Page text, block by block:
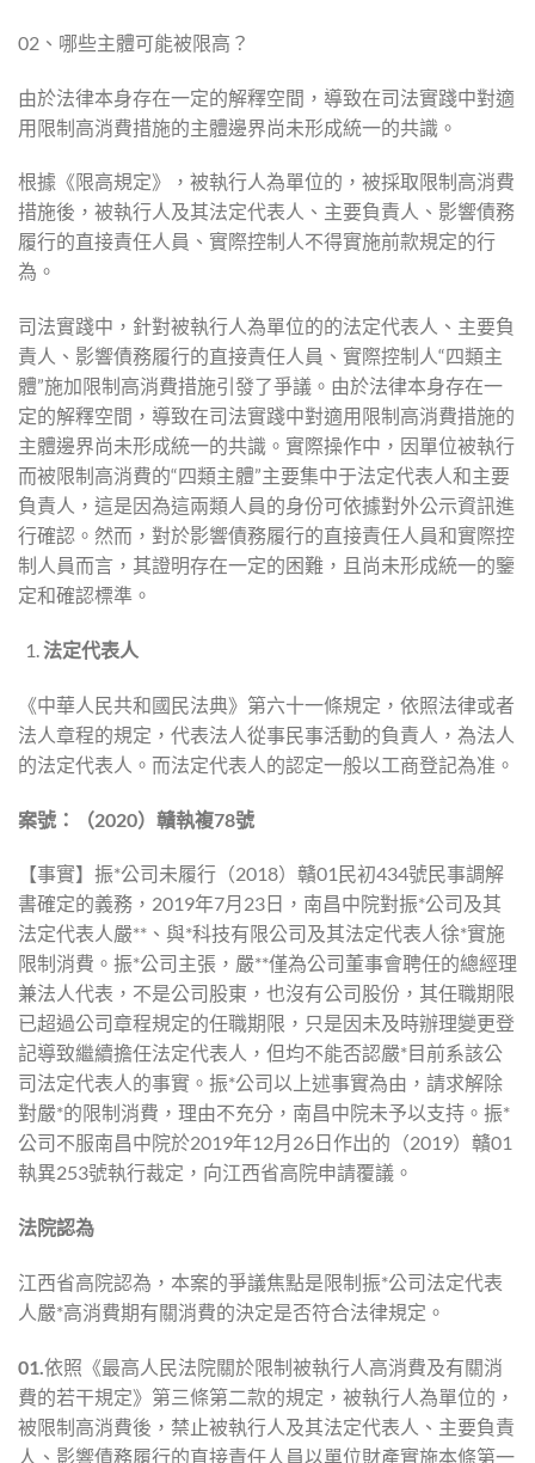
02、哪些主體可能被限高？
由於法律本身存在一定的解釋空間，導致在司法實踐中對適
用限制高消費措施的主體邊界尚未形成統一的共識。
根據《限高規定》，被執行人為單位的，被採取限制高消費
措施後，被執行人及其法定代表人、主要負責人、影響債務
履行的直接責任人員、實際控制人不得實施前款規定的行
為。
司法實踐中，針對被執行人為單位的的法定代表人、主要負
責人、影響債務履行的直接責任人員、實際控制人“四類主
體”施加限制高消費措施引發了爭議。由於法律本身存在一
定的解釋空間，導致在司法實踐中對適用限制高消費措施的
主體邊界尚未形成統一的共識。實際操作中，因單位被執行
而被限制高消費的“四類主體”主要集中于法定代表人和主要
負責人，這是因為這兩類人員的身份可依據對外公示資訊進
行確認。然而，對於影響債務履行的直接責任人員和實際控
制人員而言，其證明存在一定的困難，且尚未形成統一的鑒
定和確認標準。
法定代表人
《中華人民共和國民法典》第六十一條規定，依照法律或者
法人章程的規定，代表法人從事民事活動的負責人，為法人
的法定代表人。而法定代表人的認定一般以工商登記為准。
案號：（2020）贛執複78號
【事實】振*公司未履行（2018）贛01民初434號民事調解
書確定的義務，2019年7月23日，南昌中院對振*公司及其
法定代表人嚴**、與*科技有限公司及其法定代表人徐*實施
限制消費。振*公司主張，嚴**僅為公司董事會聘任的總經理
兼法人代表，不是公司股東，也沒有公司股份，其任職期限
已超過公司章程規定的任職期限，只是因未及時辦理變更登
記導致繼續擔任法定代表人，但均不能否認嚴*目前系該公
司法定代表人的事實。振*公司以上述事實為由，請求解除
對嚴*的限制消費，理由不充分，南昌中院未予以支持。振*
公司不服南昌中院於2019年12月26日作出的（2019）贛01
執異253號執行裁定，向江西省高院申請覆議。
法院認為
江西省高院認為，本案的爭議焦點是限制振*公司法定代表
人嚴*高消費期有關消費的決定是否符合法律規定。
01. 依照《最高人民法院關於限制被執行人高消費及有關消
費的若干規定》第三條第二款的規定，被執行人為單位的，
被限制高消費後，禁止被執行人及其法定代表人、主要負責
人、影響債務履行的直接責任人員以單位財產實施本條第一